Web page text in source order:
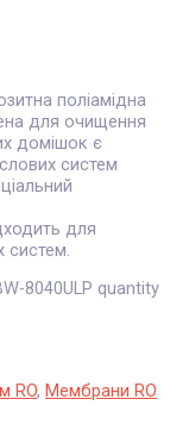
поліамідна
для очищення
домішок є
систем
для
систем.
8040ULP quantity
RO, Мембрани RO